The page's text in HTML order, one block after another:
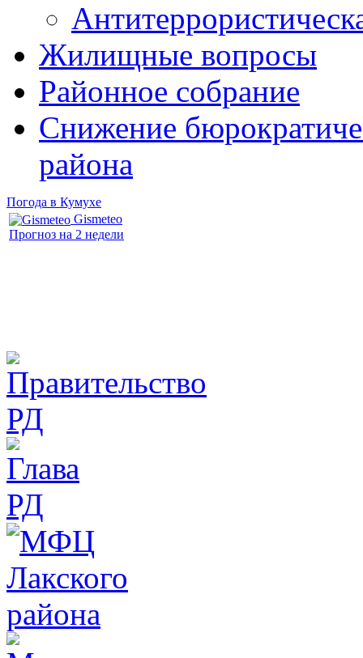
Жилищные вопросы
Районное собрание
Снижение
района
Погода в Кумухе
Gismeteo
Прогноз на 2 недели